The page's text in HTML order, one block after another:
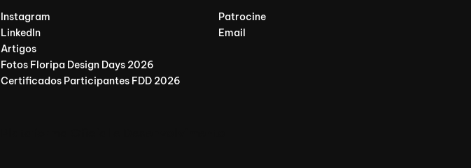
Instagram
LinkedIn
Artigos
Fotos Floripa Design Days 2026
Certificados Participantes FDD 2026
Patrocine
Email